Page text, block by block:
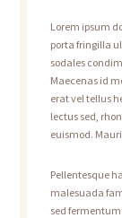
Lorem ipsum
porta fringilla
sodales
Maecenas id
erat vel tellus
lectus sed,
euismod.
Pellentesque
malesuada
sed